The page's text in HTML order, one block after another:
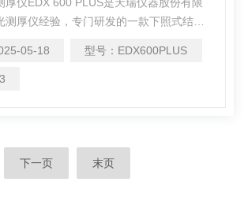
测厚仪经验，专门研发的一款下照式结构
泛应用于光伏行业、五金卫浴、电子电
性材料、汽车行业、通讯行业等领域。
05-18 型号： EDX600PLUS
下一页 末页